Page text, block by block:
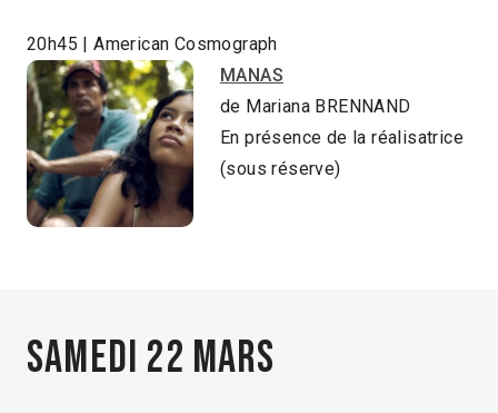
20h45 | American Cosmograph
MANAS
de Mariana BRENNAND
En présence de la réalisatrice
(sous réserve)
Samedi 22 mars